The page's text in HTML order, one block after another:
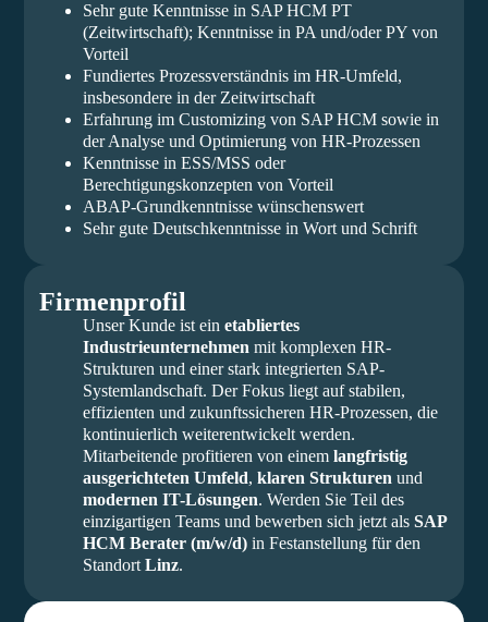
Sehr gute Kenntnisse in SAP HCM PT
(Zeitwirtschaft); Kenntnisse in PA und/oder PY von
Vorteil
Fundiertes Prozessverständnis im HR-Umfeld,
insbesondere in der Zeitwirtschaft
Erfahrung im Customizing von SAP HCM sowie in
der Analyse und Optimierung von HR-Prozessen
Kenntnisse in ESS/MSS oder
Berechtigungskonzepten von Vorteil
ABAP-Grundkenntnisse wünschenswert
Sehr gute Deutschkenntnisse in Wort und Schrift
Firmenprofil
Unser Kunde ist ein etabliertes
Industrieunternehmen mit komplexen HR-
Strukturen und einer stark integrierten SAP-
Systemlandschaft. Der Fokus liegt auf stabilen,
effizienten und zukunftssicheren HR-Prozessen, die
kontinuierlich weiterentwickelt werden.
Mitarbeitende profitieren von einem langfristig
ausgerichteten Umfeld, klaren Strukturen und
modernen IT-Lösungen. Werden Sie Teil des
einzigartigen Teams und bewerben sich jetzt als SAP
HCM Berater (m/w/d)in Festanstellung für den
Standort Linz.